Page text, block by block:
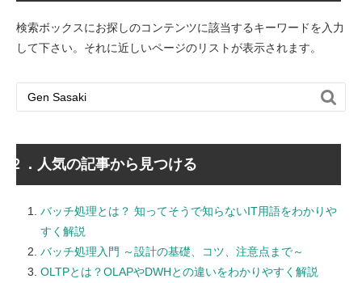
検索ボックスにお探しのコンテンツに該当するキーワードを入力
して下さい。それに近しいページのリストが表示されます。

２．人気の記事から見つける
バッチ処理とは？ 知ってそうで知らないIT用語をわかりや
すく解説
バッチ処理入門 ～設計の基礎、コツ、注意点まで～
OLTPとは？OLAPやDWHとの違いをわかりやすく解説